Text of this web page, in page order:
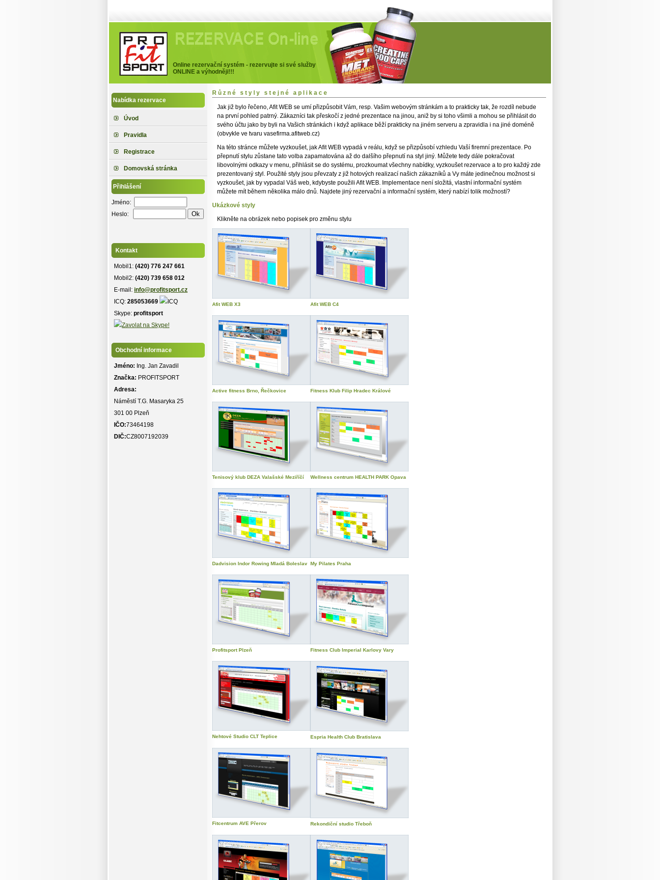
Profitsport
Online rezervační systém - rezervujte si své služby
ONLINE a výhodněji!!!
Nabídka rezervace
Úvod
Pravidla
Registrace
Domovská stránka
Přihlášení
Jméno:
Heslo:
Kontakt
Mobil1: (420) 776 247 661
Mobil2: (420) 739 658 012
E-mail: info@profitsport.cz
ICQ: 285053669
Skype: profitsport
Obchodní informace
Jméno: Ing. Jan Zavadil
Značka: PROFITSPORT
Adresa:
Náměstí T.G. Masaryka 25
301 00 Plzeň
IČO:73464198
DIČ:CZ8007192039
Různé styly stejné aplikace
Jak již bylo řečeno, Afit WEB se umí přizpůsobit Vám, resp. Vašim webovým stránkám a to prakticky tak, že rozdíl nebude
na první pohled patrný. Zákazníci tak přeskočí z jedné prezentace na jinou, aniž by si toho všimli a mohou se přihlásit do
svého účtu jako by byli na Vašich stránkách i když aplikace běží prakticky na jiném serveru a zpravidla i na jiné doméně
(obvykle ve tvaru vasefirma.afitweb.cz)
Na této stránce můžete vyzkoušet, jak Afit WEB vypadá v reálu, když se přizpůsobí vzhledu Vaší firemní prezentace. Po
přepnutí stylu zůstane tato volba zapamatována až do dalšího přepnutí na styl jiný. Můžete tedy dále pokračovat
libovolnými odkazy v menu, přihlásit se do systému, prozkoumat všechny nabídky, vyzkoušet rezervace a to pro každý zde
prezentovaný styl. Použité styly jsou převzaty z již hotových realizací našich zákazníků a Vy máte jedinečnou možnost si
vyzkoušet, jak by vypadal Váš web, kdybyste použili Afit WEB. Implementace není složitá, vlastní informační systém
můžete mít během několika málo dnů. Najdete jiný rezervační a informační systém, který nabízí tolik možností?
Ukázkové styly
Klikněte na obrázek nebo popisek pro změnu stylu
Afit WEB X3 Afit WEB C4
Active fitness Brno, Řečkovice Fitness Klub Filip Hradec Králové
Tenisový klub DEZA Valašské Meziříčí Wellness centrum HEALTH PARK Opava
Dadvision Indor Rowing Mladá Boleslav My Pilates Praha
Profitsport Plzeň Fitness Club Imperial Karlovy Vary
Nehtové Studio CLT Teplice Espria Health Club Bratislava
Fitcentrum AVE Přerov Rekondiční studio Třeboň